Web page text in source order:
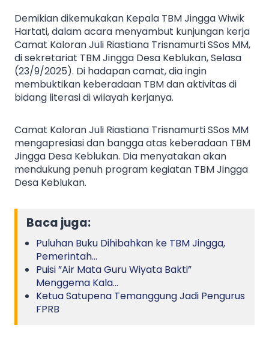
Demikian dikemukakan Kepala TBM Jingga Wiwik
Hartati, dalam acara menyambut kunjungan kerja
Camat Kaloran Juli Riastiana Trisnamurti SSos MM,
di sekretariat TBM Jingga Desa Keblukan, Selasa
(23/9/2025). Di hadapan camat, dia ingin
membuktikan keberadaan TBM dan aktivitas di
bidang literasi di wilayah kerjanya.
Camat Kaloran Juli Riastiana Trisnamurti SSos MM
mengapresiasi dan bangga atas keberadaan TBM
Jingga Desa Keblukan. Dia menyatakan akan
mendukung penuh program kegiatan TBM Jingga
Desa Keblukan.
Baca juga:
Puluhan Buku Dihibahkan ke TBM Jingga,
Pemerintah…
Puisi ”Air Mata Guru Wiyata Bakti”
Menggema Kala…
Ketua Satupena Temanggung Jadi Pengurus
FPRB